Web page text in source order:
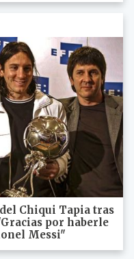
Chiqui Tapia tras
por haberle
Messi"